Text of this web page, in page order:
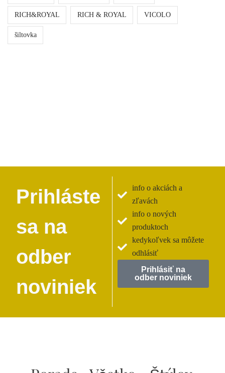
RICH&ROYAL RICH & ROYAL VICOLO
šiltovka
Prihláste
sa na
odber
noviniek
info o akciách a
zľavách
info o nových
produktoch
kedykoľvek sa môžete
odhlásiť
Prihlásiť na
odber noviniek